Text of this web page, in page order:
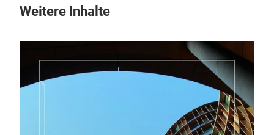
Weitere Inhalte